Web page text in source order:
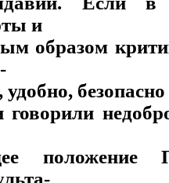
и
образом
положение